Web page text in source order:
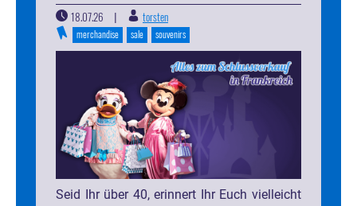
18.07.26 | torsten
merchandise sale souvenirs
Seid Ihr über 40, erinnert Ihr Euch vielleicht